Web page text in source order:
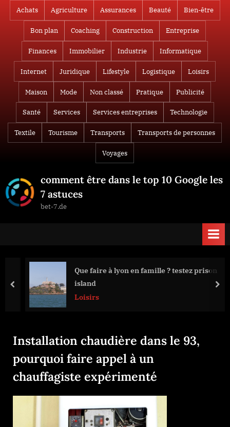
Achats Agriculture Assurances Beauté Bien-être
Bon plan Coaching Construction Entreprise
Finances Immobilier Industrie Informatique
Internet Juridique Lifestyle Logistique Loisirs
Maison Mode Non classé Pratique Publicité
Santé Services Services entreprises Technologie
Textile Tourisme Transports Transports de personnes
Voyages
comment être dans le top 10 Google les
7 astuces
bet-7.de
Que faire à lyon en famille ? testez prison
island
Loisirs
prev
Installation chaudière dans le 93,
pourquoi faire appel à un
chauffagiste expérimenté